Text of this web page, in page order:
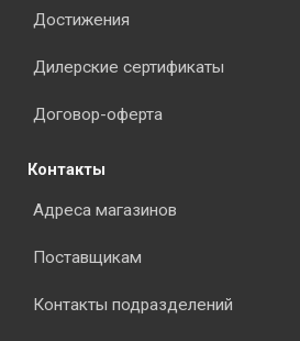
Достижения
Дилерские сертификаты
Договор-оферта
Контакты
Адреса магазинов
Поставщикам
Контакты подразделений